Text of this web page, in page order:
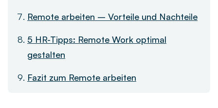
Remote arbeiten – Vorteile und Nachteile
5 HR-Tipps: Remote Work optimal
gestalten
Fazit zum Remote arbeiten